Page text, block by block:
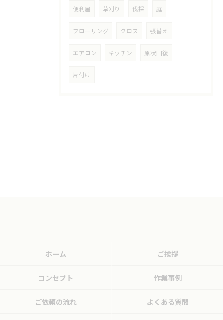
便利屋 草刈り 伐採 庭
フローリング クロス 張替え
エアコン キッチン 原状回復
片付け
ホーム ご挨拶
コンセプト 作業事例
ご依頼の流れ よくある質問